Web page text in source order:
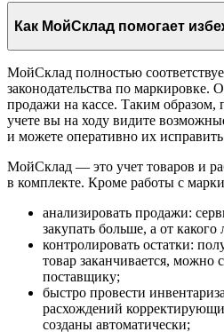
Как МойСклад помогает
МойСклад полностью
законодательства по маркировке.
продажи на кассе. Таким образом,
учете вы на ходу видите
и можете оперативно их
МойСклад — это учет товаров и
в комплекте. Кроме работы с
анализировать продажи:
закупать больше, а от какого
контролировать остатки:
товар заканчивается, можно
поставщику;
быстро провести
расхождений
созданы автоматически;